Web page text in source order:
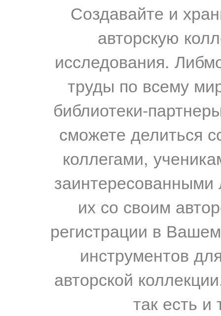
Создавайте и
авторскую
исследования.
труды по всему
библиотеки-
сможете делиться
коллегами,
их со своим
регистрации в
инструментов
авторской
так есть и